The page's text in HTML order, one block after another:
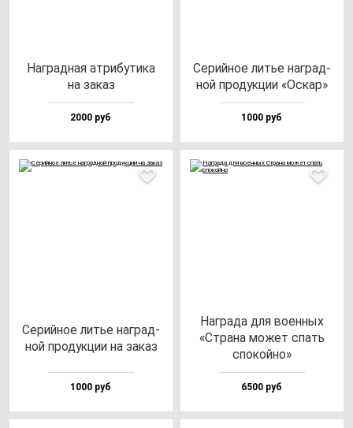
Наг­рад­ная ат­ри­бу­ти­ка
на за­каз
2000 руб
Серий­ное литье наг­рад­
ной про­дук­ции «Оскар»
1000 руб
Серий­ное литье наг­рад­
ной про­дук­ции на за­каз
1000 руб
Наг­ра­да для во­ен­ных
«Стра­на мо­жет спать
спо­кой­но»
6500 руб